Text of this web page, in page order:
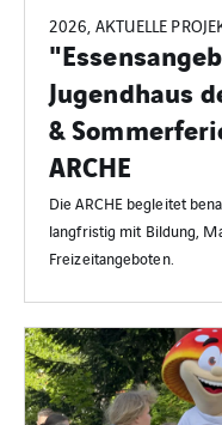
2026, AKTUELLE
Jugendhaus
&
ARCHE
Die ARCHE begleitet
langfristig mit Bildung,
Freizeitangeboten.